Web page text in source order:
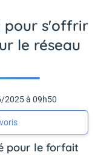
pour s'offrir
le réseau
2025 à 09h50
pour le forfait